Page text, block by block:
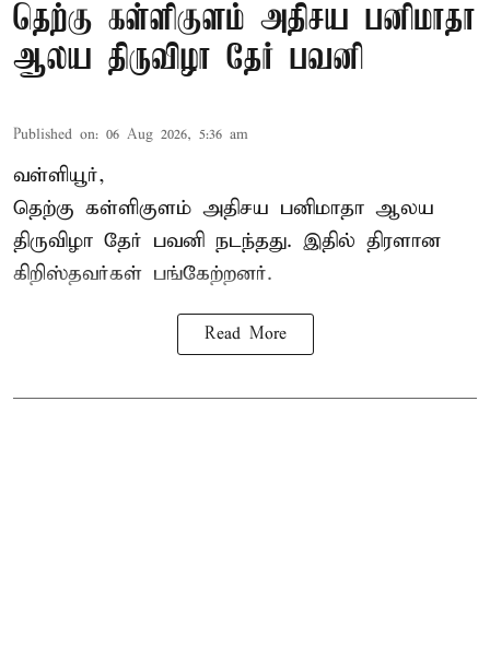
தெற்கு கள்ளிகுளம் அதிசய பனிமாதா
ஆலய திருவிழா தேர் பவனி
Published on: 06 Aug 2026, 5:36 am
வள்ளியூர்,
தெற்கு கள்ளிகுளம் அதிசய பனிமாதா ஆலய
திருவிழா தேர் பவனி நடந்தது. இதில் திரளான
கிறிஸ்தவர்கள் பங்கேற்றனர்.
Read More